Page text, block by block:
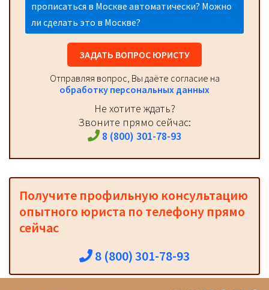
прописаться в Москве автоматически? Можно
ли сделать это в Москве?
ЗАДАТЬ ВОПРОС ЮРИСТУ
Отправляя вопрос, Вы даёте согласие на
обработку персональных данных
Не хотите ждать?
Звоните прямо сейчас:
8 (800) 301-78-93
Получите профильную консультацию
опытного юриста по телефону прямо
сейчас
8 (800) 301-78-93